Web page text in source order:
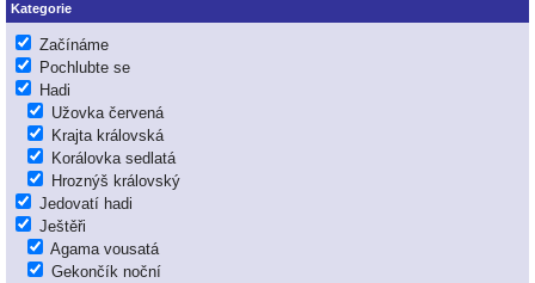
Kategorie
Začínáme
Pochlubte se
Hadi
Užovka červená
Krajta královská
Korálovka sedlatá
Hroznýš královský
Jedovatí hadi
Ještěři
Agama vousatá
Gekončík noční